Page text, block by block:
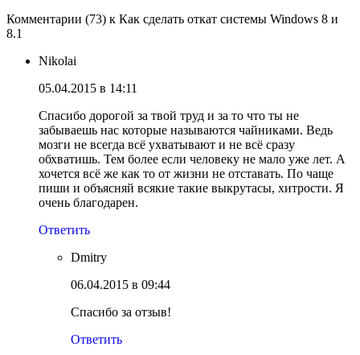
Комментарии (73) к Как сделать откат системы Windows 8 и
8.1
Nikolai
05.04.2015 в 14:11
Спасибо дорогой за твой труд и за то что ты не
забываешь нас которые называются чайниками. Ведь
мозги не всегда всё ухватывают и не всё сразу
обхватишь. Тем более если человеку не мало уже лет. А
хочется всё же как то от жизни не отставать. По чаще
пиши и объясняй всякие такие выкрутасы, хитрости. Я
очень благодарен.
Ответить
Dmitry
06.04.2015 в 09:44
Спасибо за отзыв!
Ответить